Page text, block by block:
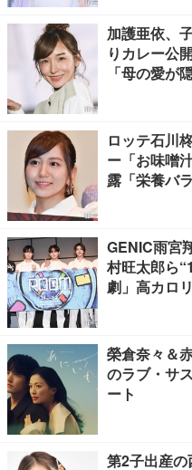
加護亜依、
りカレー公
「母の愛が
ロッテ石川
ー「お味噌
露「栄養バ
GENIC雨宮
村旺太郎ら
劇」高カロ
榮倉奈々＆
のラブ・サ
ート
第2子出産